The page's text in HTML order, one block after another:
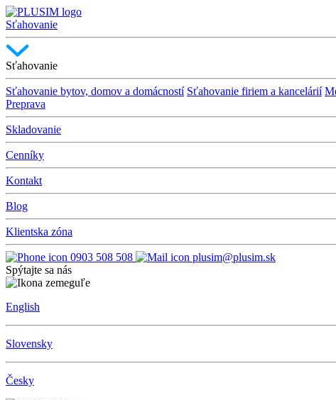
Sťahovanie
Sťahovanie
Sťahovanie bytov, domov a domácností Sťahovanie firiem a kancelárií
Preprava
Skladovanie
Cenníky
Kontakt
Blog
Klientska zóna
0903 508 508
plusim@plusim.sk
Spýtajte sa nás
English
Slovensky
Česky